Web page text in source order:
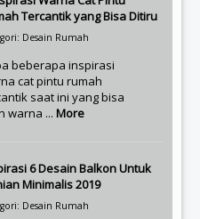
Tercantik yang Bisa Ditiru
Desain Rumah
beberapa inspirasi
cat pintu rumah
saat ini yang bisa
warna ... More
6 Desain Balkon Untuk
Minimalis 2019
Desain Rumah